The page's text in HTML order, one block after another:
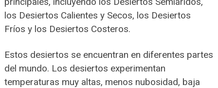
los Desiertos Calientes y Secos, los Desiertos
Fríos y los Desiertos Costeros.
Estos desiertos se encuentran en diferentes partes
del mundo. Los desiertos experimentan
temperaturas muy altas, menos nubosidad, baja